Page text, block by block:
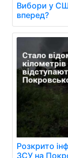
Вибори у
вперед?
Розкрито
ЗСУ на